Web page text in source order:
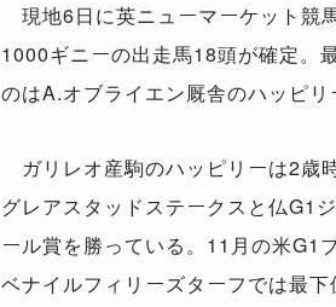
現地6日に英ニューマーケット競
1000ギニーの出走馬18頭が確定。
のはA.オブライエン厩舎のハッピリ
ガリレオ産駒のハッピリーは2歳
グレアスタッドステークスと仏G1
ール賞を勝っている。11月の米G1
ベナイルフィリーズターフでは最